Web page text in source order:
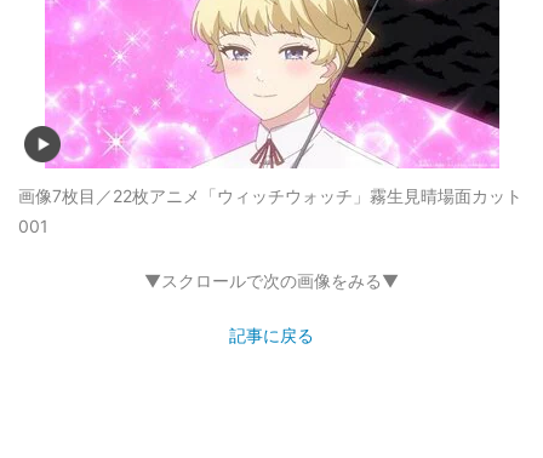
画像7枚目／22枚アニメ「ウィッチウォッチ」霧生見晴場面カット
001
▼スクロールで次の画像をみる▼
記事に戻る